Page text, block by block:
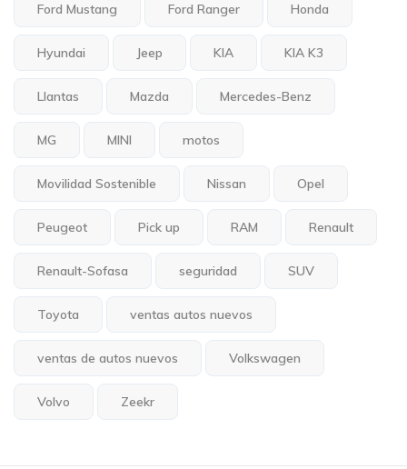
Ford Mustang Ford Ranger Honda
Hyundai Jeep KIA KIA K3
Llantas Mazda Mercedes-Benz
MG MINI motos
Movilidad Sostenible Nissan Opel
Peugeot Pick up RAM Renault
Renault-Sofasa seguridad SUV
Toyota ventas autos nuevos
ventas de autos nuevos Volkswagen
Volvo Zeekr